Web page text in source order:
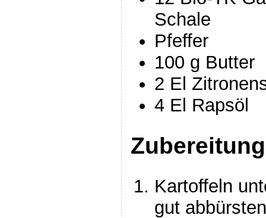
Schale
Pfeffer
100 g Butter
2 El
4 El Rapsöl
Kartoffeln
gut